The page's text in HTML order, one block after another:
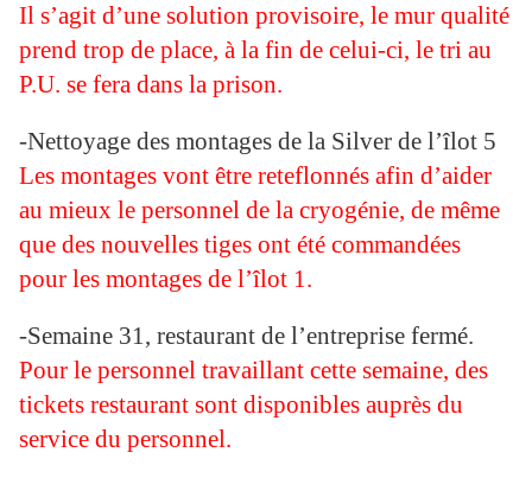
Il s’agit d’une solution provisoire, le mur qualité
prend trop de place, à la fin de celui-ci, le tri au
P.U. se fera dans la prison.
-Nettoyage des montages de la Silver de l’îlot 5
Les montages vont être reteflonnés afin d’aider
au mieux le personnel de la cryogénie, de même
que des nouvelles tiges ont été commandées
pour les montages de l’îlot 1.
-Semaine 31, restaurant de l’entreprise fermé.
Pour le personnel travaillant cette semaine, des
tickets restaurant sont disponibles auprès du
service du personnel.